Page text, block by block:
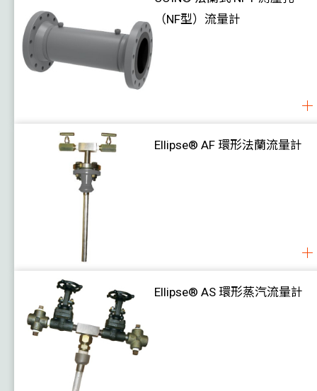
（NF型）流量計
Ellipse® AF 環形法蘭流量計
Ellipse® AS 環形蒸汽流量計